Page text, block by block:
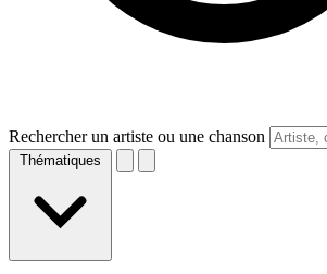
Rechercher un artiste ou une chanson
Thématiques